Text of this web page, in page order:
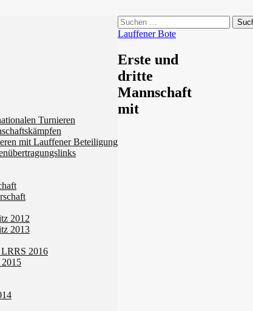
Turnieren
mit Lauffener Beteiligung
2012
2013
2016
2015
Suchen
nach:
Lauffener Bote
Erste und
dritte
Mannschaft
mit